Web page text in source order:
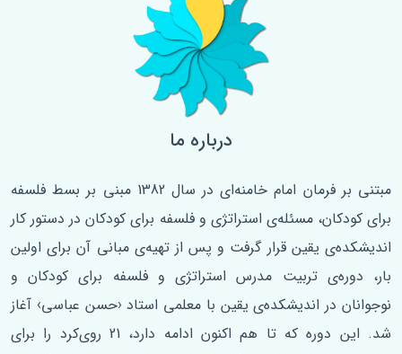
درباره ما
مبتنی بر فرمان امام خامنه‌ای در سال 1382 مبنی بر بسط فلسفه‌
برای کودکان، مسئله‌ی استراتژی و فلسفه برای کودکان در دستور کار
اندیشکده‌ی یقین قرار گرفت و پس از تهیه‌ی مبانی آن برای اولین
‌بار، دوره‌ی تربیت مدرس استراتژی و فلسفه برای کودکان و
نوجوانان در اندیشکده‌ی یقین با معلمی استاد ‹حسن عباسی› آغاز
شد. این دوره که تا هم اکنون ادامه دارد، 21 روی‌کرد را برای